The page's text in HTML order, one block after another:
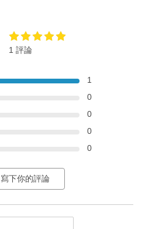
1 評論
1
0
0
0
0
寫下你的評論